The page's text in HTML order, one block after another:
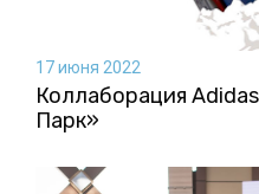
17 июня 2022
Коллаборация
Парк»